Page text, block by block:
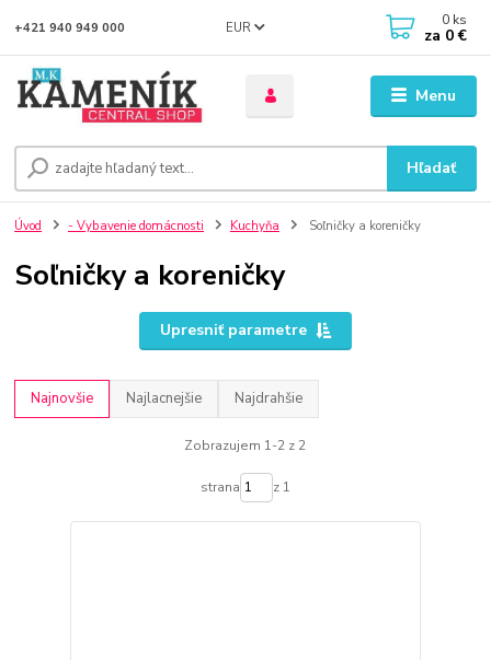
Menu
EUR
Hľadať
+421 940 949 000 0 ks
za 0 €
Úvod - Vybavenie domácnosti Kuchyňa Soľničky a koreničky
Soľničky a koreničky
Upresniť parametre
Najnovšie Najlacnejšie Najdrahšie
Zobrazujem 1-2 z 2
strana z 1